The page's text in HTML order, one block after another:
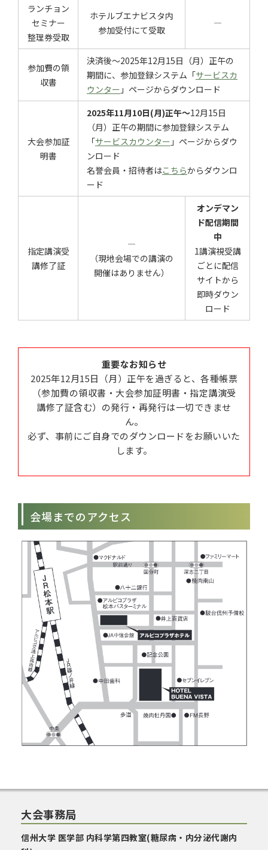
ランチョン
セミナー
整理券受取
ホテルブエナビスタ内
参加受付にて受取
―
参加費の領
収書
決済後～2025年12月15日（月）正午の
期間に、参加登録システム「サービスカ
ウンター 」ページからダウンロード
大会参加証
明書
2025年11月10日(月)正午～12月15日
（月）正午の期間に参加登録システム
「サービスカウンター 」ページからダウ
ンロード
名誉会員・招待者はこちらからダウンロ
ード
指定講演受
講修了証
―
（現地会場での講演の
開催はありません）
オンデマン
ド配信期間
中
1講演視受講
ごとに配信
サイトから
即時ダウン
ロード
重要なお知らせ
2025年12月15日（月）正午を過ぎると、各種帳票
（参加費の領収書・大会参加証明書・指定講演受
講修了証含む）の発行・再発行は一切できませ
ん。
必ず、事前にご自身でのダウンロードをお願いいた
します。
会場までのアクセス
大会事務局
信州大学 医学部 内科学第四教室(糖尿病・内分泌代謝内